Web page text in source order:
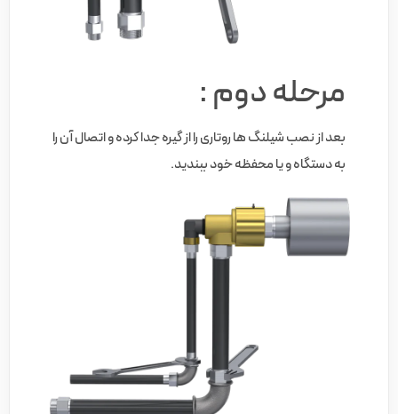
مرحله دوم :
بعد از نصب شیلنگ ها روتاری را از گیره جدا کرده و اتصال آن را
به دستگاه و یا محفظه خود ببندید.